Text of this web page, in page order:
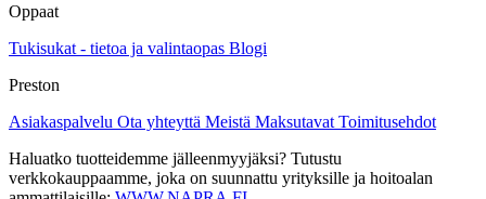
Oppaat
Tukisukat - tietoa ja valintaopas Blogi
Preston
Asiakaspalvelu Ota yhteyttä Meistä Maksutavat Toimitusehdot
Haluatko tuotteidemme jälleenmyyjäksi? Tutustu
verkkokauppaamme, joka on suunnattu yrityksille ja hoitoalan